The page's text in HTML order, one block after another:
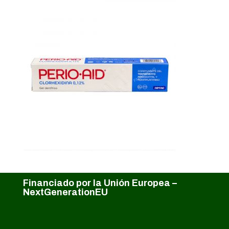
Financiado por la Unión Europea –
NextGenerationEU